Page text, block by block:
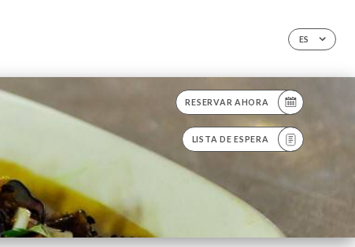
ES
RESERVAR AHORA
LISTA DE ESPERA